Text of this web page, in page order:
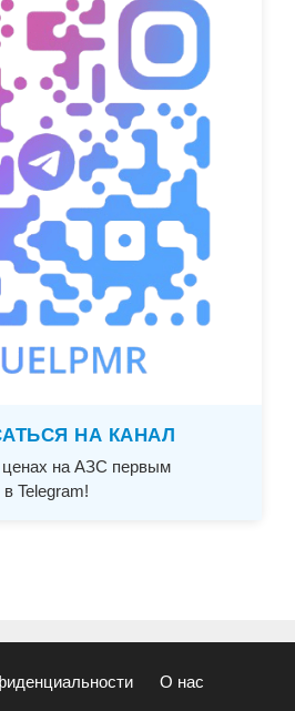
НА КАНАЛ
ценах на АЗС первым
в Telegram!
О нас